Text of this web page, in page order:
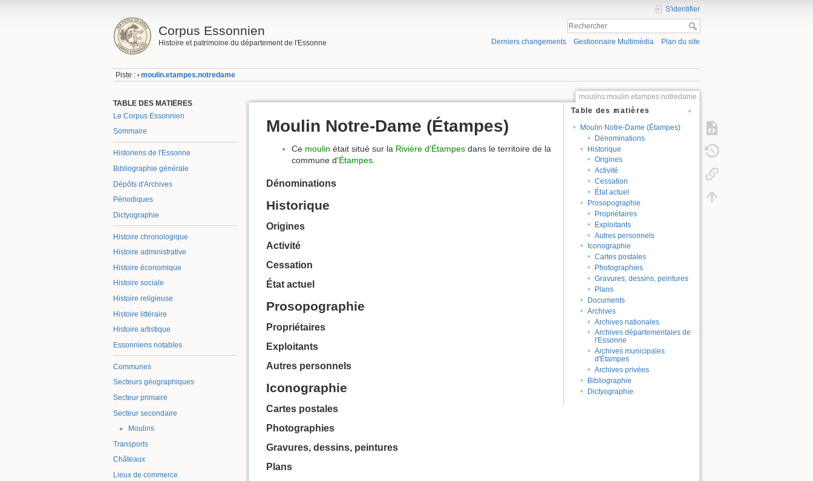
Corpus Essonnien
Histoire et patrimoine du département de l'Essonne
S'identifier
Derniers changements Gestionnaire Multimédia Plan du site
Piste : • moulin.etampes.notredame
TABLE DES MATIÈRES
Le Corpus Essonnien
Sommaire
Historiens de l'Essonne
Bibliographie générale
Dépôts d'Archives
Périodiques
Dictyographie
Histoire chronologique
Histoire administrative
Histoire économique
Histoire sociale
Histoire religieuse
Histoire littéraire
Histoire artistique
Essonniens notables
Communes
Secteurs géographiques
Secteur primaire
Secteur secondaire
Moulins
Transports
Châteaux
Lieux de commerce
moulins:moulin.etampes.notredame
Table des matières
Moulin Notre-Dame (Étampes)
Dénominations
Historique
Origines
Activité
Cessation
État actuel
Prosopographie
Propriétaires
Exploitants
Autres personnels
Iconographie
Cartes postales
Photographies
Gravures, dessins, peintures
Plans
Documents
Archives
Archives nationales
Archives départementales de
l'Essonne
Archives municipales
d'Étampes
Archives privées
Bibliographie
Dictyographie
Moulin Notre-Dame (Étampes)
Ce moulin était situé sur la Rivière d'Étampes dans le territoire de la
commune d'Étampes.
Dénominations
Historique
Origines
Activité
Cessation
État actuel
Prosopographie
Propriétaires
Exploitants
Autres personnels
Iconographie
Cartes postales
Photographies
Gravures, dessins, peintures
Plans